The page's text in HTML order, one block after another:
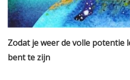
Zodat je weer de volle potentie
bent te zijn